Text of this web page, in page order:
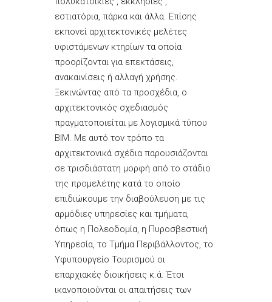
εστιατόρια, πάρκα και άλλα. Επίσης
εκπονεί αρχιτεκτονικές μελέτες
υφιστάμενων κτηρίων τα οποία
προορίζονται για επεκτάσεις,
ανακαινίσεις ή αλλαγή χρήσης.
Ξεκινώντας από τα προσχέδια, ο
αρχιτεκτονικός σχεδιασμός
πραγματοποιείται με λογισμικά τύπου
BIM. Με αυτό τον τρόπο τα
αρχιτεκτονικά σχέδια παρουσιάζονται
σε τρισδιάστατη μορφή από το στάδιο
της προμελέτης κατά το οποίο
επιδιώκουμε την διαβούλευση με τις
αρμόδιες υπηρεσίες και τμήματα,
όπως η Πολεοδομία, η Πυροσβεστική
Υπηρεσία, το Τμήμα Περιβάλλοντος, το
Υφυπουργείο Τουρισμού οι
επαρχιακές διοικήσεις κ.ά. Έτσι
ικανοποιούνται οι απαιτήσεις των